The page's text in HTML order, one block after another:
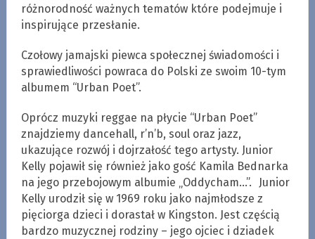
różnorodność ważnych tematów które podejmuje i
inspirujące przesłanie.
Czołowy jamajski piewca społecznej świadomości i
sprawiedliwości powraca do Polski ze swoim 10-tym
albumem “Urban Poet”.
Oprócz muzyki reggae na płycie “Urban Poet”
znajdziemy dancehall, r’n’b, soul oraz jazz,
ukazujące rozwój i dojrzałość tego artysty. Junior
Kelly pojawił się również jako gość Kamila Bednarka
na jego przebojowym albumie „Oddycham…”. Junior
Kelly urodził się w 1969 roku jako najmłodsze z
pięciorga dzieci i dorastał w Kingston. Jest częścią
bardzo muzycznej rodziny – jego ojciec i dziadek